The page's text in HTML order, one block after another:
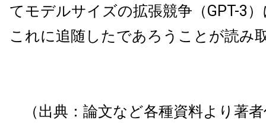
てモデルサイズの拡張競争（GPT-3
これに追随したであろうことが読み
（出典：論文など各種資料より著